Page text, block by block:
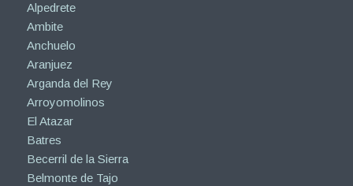
Alpedrete
Ambite
Anchuelo
Aranjuez
Arganda del Rey
Arroyomolinos
El Atazar
Batres
Becerril de la Sierra
Belmonte de Tajo